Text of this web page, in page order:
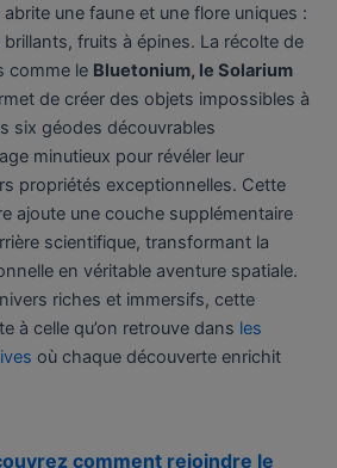
une faune et une flore uniques :
fruits à épines. La récolte de
comme le Bluetonium, le Solarium
de créer des objets impossibles à
six géodes découvrables
minutieux pour révéler leur
propriétés exceptionnelles. Cette
ajoute une couche supplémentaire
scientifique, transformant la
en véritable aventure spatiale.
riches et immersifs, cette
à celle qu’on retrouve dans les
où chaque découverte enrichit
comment rejoindre le